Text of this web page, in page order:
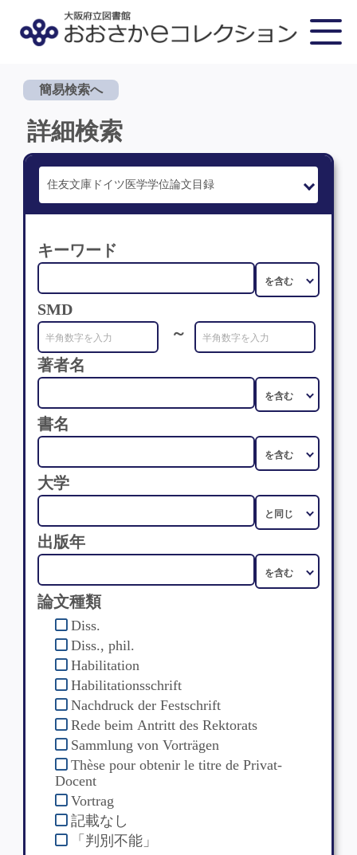
簡易検索へ
詳細検索
キーワード
SMD
～
著者名
書名
大学
出版年
論文種類
Diss.
Diss., phil.
Habilitation
Habilitationsschrift
Nachdruck der Festschrift
Rede beim Antritt des Rektorats
Sammlung von Vorträgen
Thèse pour obtenir le titre de Privat-
Docent
Vortrag
記載なし
「判別不能」